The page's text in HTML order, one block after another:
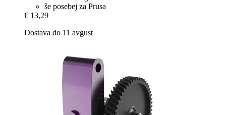
še posebej za Prusa
€ 13,29
Dostava do 11 avgust